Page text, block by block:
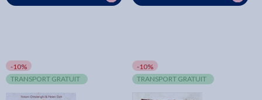
-10%
TRANSPORT GRATUIT
-10%
TRANSPORT GRATUIT